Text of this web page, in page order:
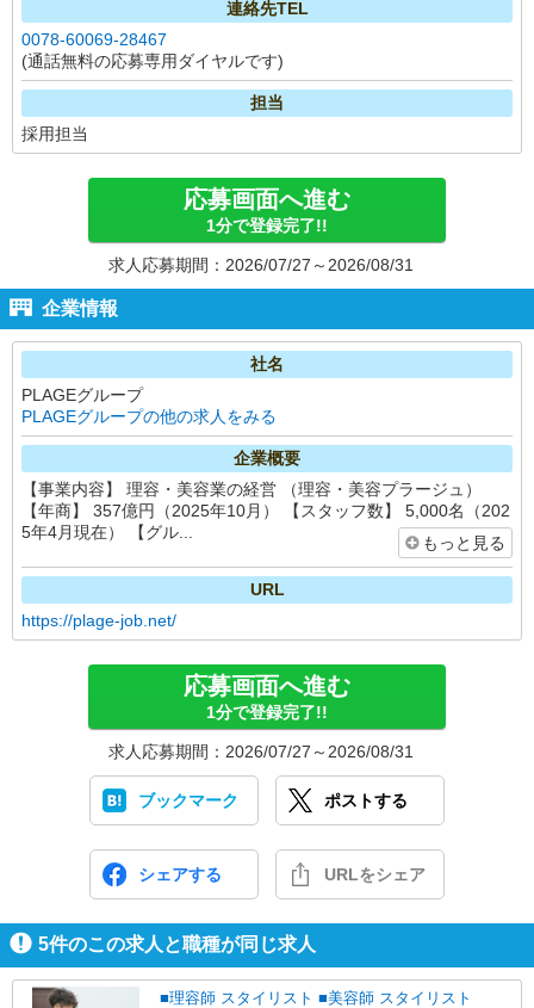
連絡先TEL
0078-60069-28467
(通話無料の応募専用ダイヤルです)
担当
採用担当
応募画面へ進む
1分で登録完了!!
求人応募期間：2026/07/27～2026/08/31
企業情報
社名
PLAGEグループ
PLAGEグループの他の求人をみる
企業概要
【事業内容】 理容・美容業の経営 （理容・美容プラージュ）
【年商】 357億円（2025年10月） 【スタッフ数】 5,000名（202
5年4月現在） 【グル...
もっと見る
URL
https://plage-job.net/
応募画面へ進む
1分で登録完了!!
求人応募期間：2026/07/27～2026/08/31
ブックマーク ポストする
シェアする URLをシェア
5件のこの求人と職種が同じ求人
■理容師 スタイリスト ■美容師 スタイリスト